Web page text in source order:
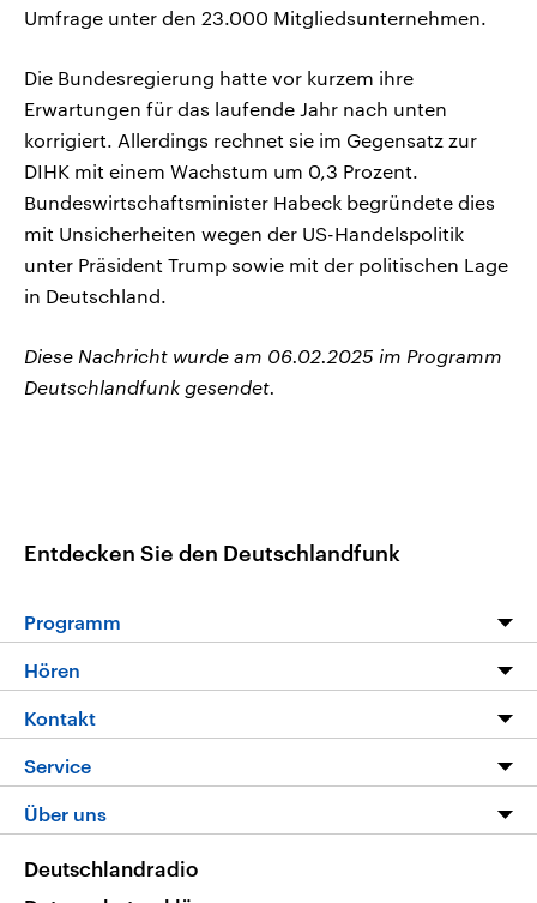
Umfrage unter den 23.000 Mitgliedsunternehmen.
Die Bundesregierung hatte vor kurzem ihre
Erwartungen für das laufende Jahr nach unten
korrigiert. Allerdings rechnet sie im Gegensatz zur
DIHK mit einem Wachstum um 0,3 Prozent.
Bundeswirtschaftsminister Habeck begründete dies
mit Unsicherheiten wegen der US-Handelspolitik
unter Präsident Trump sowie mit der politischen Lage
in Deutschland.
Diese Nachricht wurde am 06.02.2025 im Programm
Deutschlandfunk gesendet.
Entdecken Sie den Deutschlandfunk
Programm
Programm
Die Nachrichten
Nachrichtenleicht
Neue Beiträge auf dlf.de
Hören
Livestream
Podcasts
Deutschlandfunk App
Nachrichten App
Kontakt
Hörerservice
Service
FAQ
Veranstaltungen
Über uns
Deutschlandradio